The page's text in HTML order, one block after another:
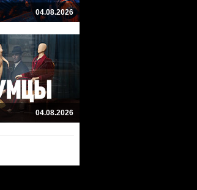
04.08.2026
04.08.2026